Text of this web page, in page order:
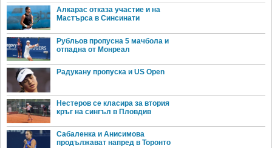
Алкарас отказа участие и на
Мастърса в Синсинати
Рубльов пропусна 5 мачбола и
отпадна от Монреал
Радукану пропуска и US Open
Нестеров се класира за втория
кръг на сингъл в Пловдив
Сабаленка и Анисимова
продължават напред в Торонто